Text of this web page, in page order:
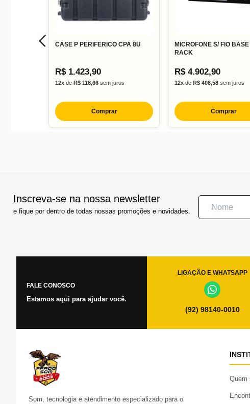
CASE P PERIFERICO CPA 8U
R$ 1.423,90
12x de R$ 118,66 sem juros
Comprar
MICROFONE S/ FIO
RACK
R$ 4.902,90
12x de R$ 408,58 sem juros
Comprar
Inscreva-se na nossa newsletter
e fique por dentro de todas nossas promoções e novidades.
FALE CONOSCO
Estamos aqui para ajudar você.
LIGAÇÃO E WHATSAPP
(92) 98140-0010
Som, tecnologia e atendimento especializado para o
Quem